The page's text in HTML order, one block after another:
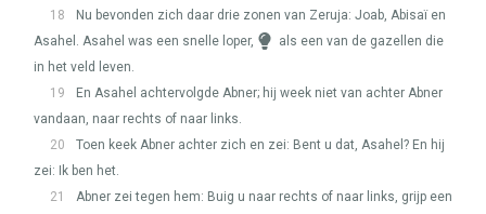
18
Nu bevonden zich daar drie zonen van Zeruja: Joab, Abisaï en
Asahel. Asahel was een snelle loper,
als een van de gazellen die
in het veld leven.
19
En Asahel achtervolgde Abner; hij week niet van achter Abner
vandaan, naar rechts of naar links.
20
Toen keek Abner achter zich en zei: Bent u dat, Asahel? En hij
zei: Ik ben het.
21
Abner zei tegen hem: Buig u naar rechts of naar links, grijp een